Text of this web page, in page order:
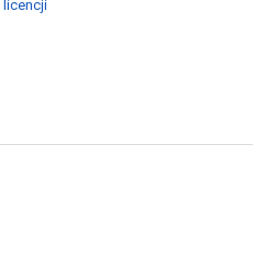
licencji